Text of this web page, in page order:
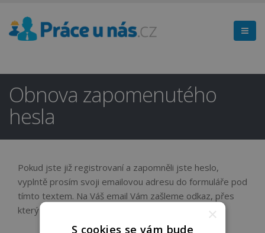
Obnova zapomenutého
hesla
Pokud jste již registrovaní a zapomněli jste heslo,
vyplntě prosím svoji emailovou adresu do formuláře pod
tímto textem. Na Váš email Vám zašleme odkaz, přes
který budete moci nastavit nové heslo.
×
S cookies se vám bude